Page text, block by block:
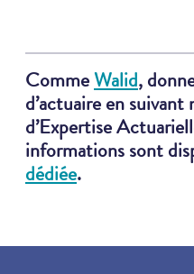
CommeWalid,
d’actuaire en
d’Expertise
informations sont
dédiée.